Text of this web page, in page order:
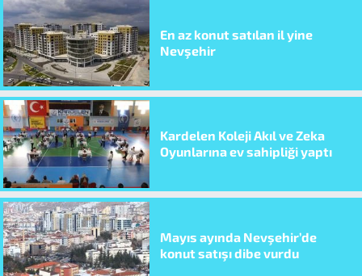
En az konut satılan il yine
Nevşehir
Kardelen Koleji Akıl ve Zeka
Oyunlarına ev sahipliği yaptı
Mayıs ayında Nevşehir’de
konut satışı dibe vurdu